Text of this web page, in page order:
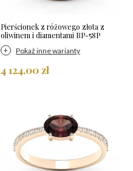
Pierścionek z różowego złota z
oliwinem i diamentami BP-58P
Pokaż inne warianty
4 124,00 zł